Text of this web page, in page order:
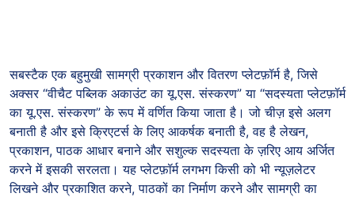
सबस्टैक एक बहुमुखी सामग्री प्रकाशन और वितरण प्लेटफ़ॉर्म है, जिसे
अक्सर “वीचैट पब्लिक अकाउंट का यू.एस. संस्करण” या “सदस्यता प्लेटफ़ॉर्म
का यू.एस. संस्करण” के रूप में वर्णित किया जाता है। जो चीज़ इसे अलग
बनाती है और इसे क्रिएटर्स के लिए आकर्षक बनाती है, वह है लेखन,
प्रकाशन, पाठक आधार बनाने और सशुल्क सदस्यता के ज़रिए आय अर्जित
करने में इसकी सरलता। यह प्लेटफ़ॉर्म लगभग किसी को भी न्यूज़लेटर
लिखने और प्रकाशित करने, पाठकों का निर्माण करने और सामग्री का